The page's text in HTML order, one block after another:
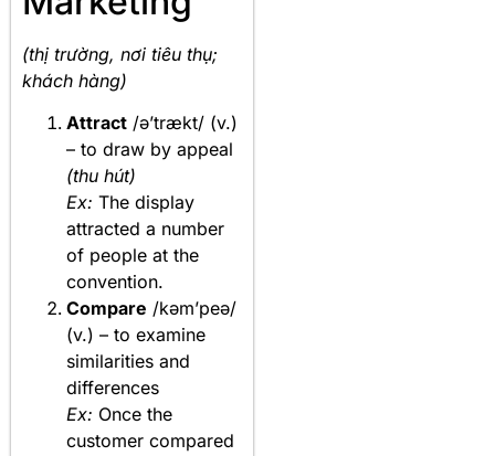
(thị trường, nơi tiêu thụ;
khách hàng)
Attract /ə’trækt/ (v.)
– to draw by appeal
(thu hút)
Ex: The display
attracted a number
of people at the
convention.
Compare /kəm’peə/
(v.) – to examine
similarities and
differences
Ex: Once the
customer compared